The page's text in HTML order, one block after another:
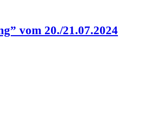
vom 20./21.07.2024